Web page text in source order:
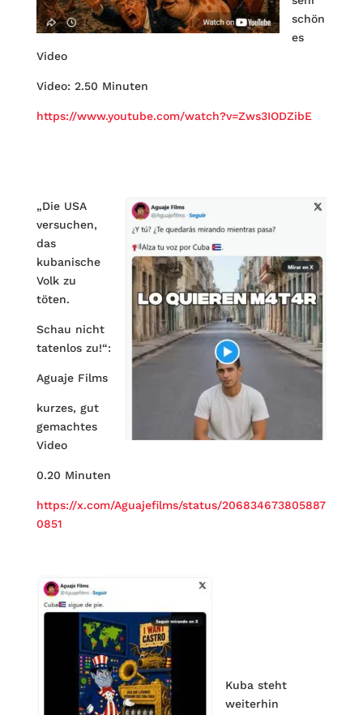
schön
es
Video
Video: 2.50 Minuten
https://www.youtube.com/watch?v=Zws3IODZibE
„Die USA
versuchen,
das
kubanische
Volk zu
töten.
Schau nicht
tatenlos zu!“:
Aguaje Films
kurzes, gut
gemachtes
Video
0.20 Minuten
https://x.com/Aguajefilms/status/206834673805887
0851
Kuba steht
weiterhin